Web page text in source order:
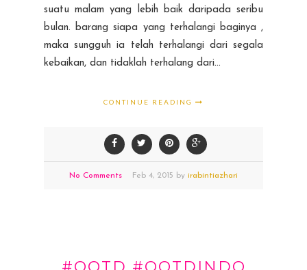
suatu malam yang lebih baik daripada seribu
bulan. barang siapa yang terhalangi baginya ,
maka sungguh ia telah terhalangi dari segala
kebaikan, dan tidaklah terhalang dari...
CONTINUE READING
No Comments Feb 4, 2015 by irabintiazhari